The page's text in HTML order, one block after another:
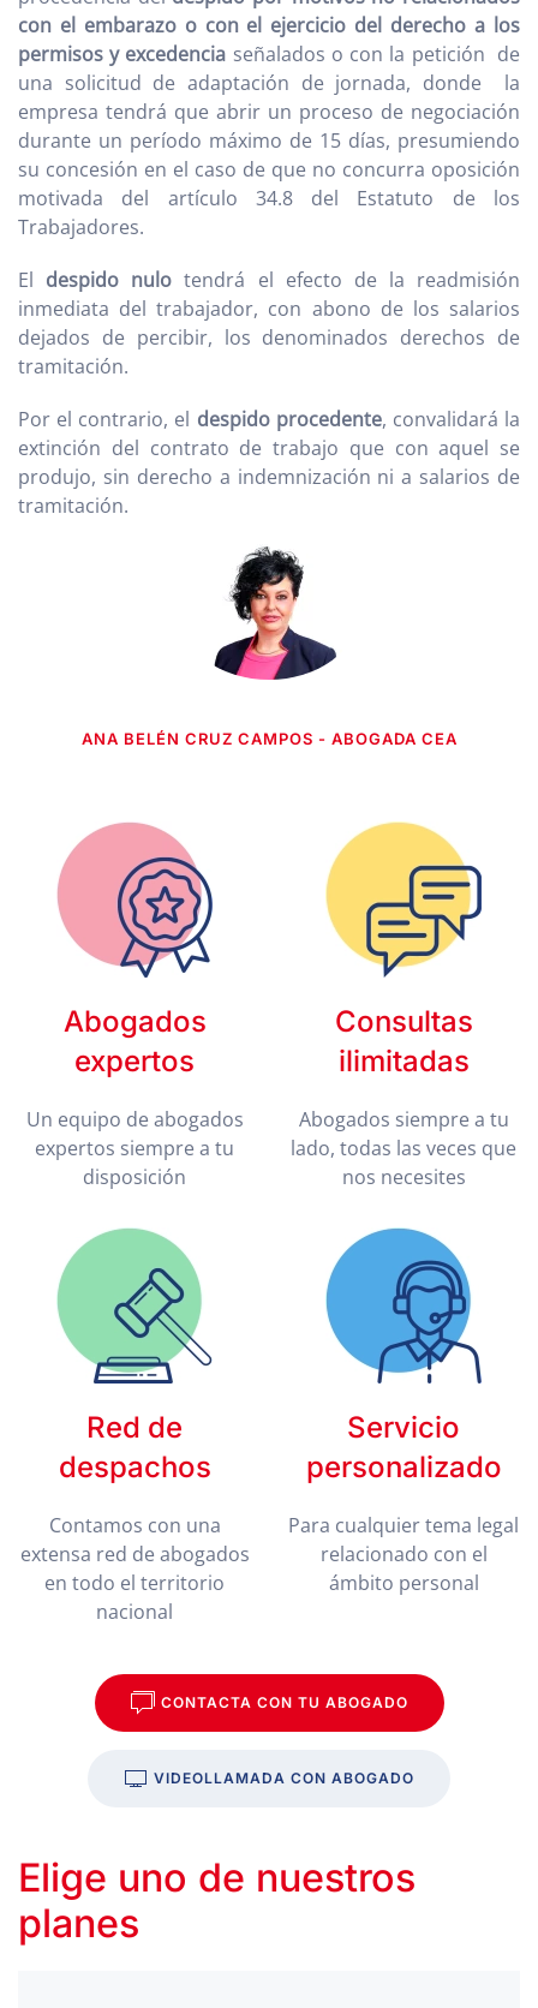
con el embarazo o con el ejercicio del derecho a los
permisos y excedencia señalados o con la petición de
una solicitud de adaptación de jornada, donde la
empresa tendrá que abrir un proceso de negociación
durante un período máximo de 15 días, presumiendo
su concesión en el caso de que no concurra oposición
motivada del artículo 34.8 del Estatuto de los
Trabajadores.
El despido nulo tendrá el efecto de la readmisión
inmediata del trabajador, con abono de los salarios
dejados de percibir, los denominados derechos de
tramitación.
Por el contrario, el despido procedente, convalidará la
extinción del contrato de trabajo que con aquel se
produjo, sin derecho a indemnización ni a salarios de
tramitación.
ANA BELÉN CRUZ CAMPOS - ABOGADA CEA
Abogados
expertos
Un equipo de abogados
expertos siempre a tu
disposición
Consultas
ilimitadas
Abogados siempre a tu
lado, todas las veces que
nos necesites
Red de
despachos
Contamos con una
extensa red de abogados
en todo el territorio
nacional
Servicio
personalizado
Para cualquier tema legal
relacionado con el
ámbito personal
CONTACTA CON TU ABOGADO
VIDEOLLAMADA CON ABOGADO
Elige uno de nuestros
planes